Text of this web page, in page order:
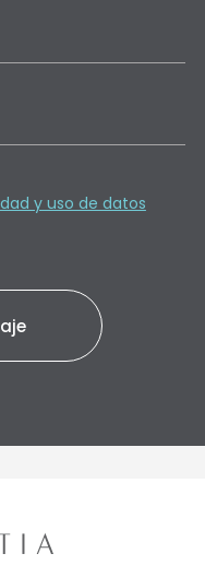
y uso de datos